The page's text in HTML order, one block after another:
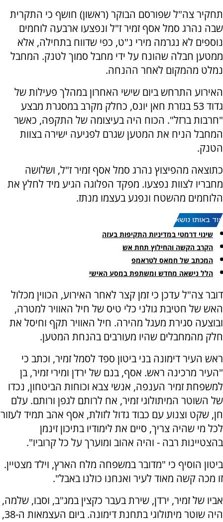
תחקיר צה"ל שפורסם הבוקר (ראשון) חושף כי התקרית
שבה נהרג סמל אסף זמיר ז"ל ונפצעו ארבעה לוחמים
נוספים לא נגרמה מירי נ"ט, כפי שדווח בתחילה, אלא
ממטען חבלה שהונח על ידי מחבל סמוך לטנק. המחבל
נמלט מהמקום לאחר ההנחה.
האירוע התרחש ביום שישי האחרון במהלך פעילות של
גדוד 53 בגזרת חאן יונס, כחלק מקרב במסגרת מבצע
"חרבות ברזל". הכוח היה בעיצומה של התקפה, כאשר
המחבל הניח את המטען שגרם לפגיעה ישירה בצוות
הטנק.
כתוצאה מהפיצוץ נהרג סמל אסף זמיר ז"ל, ושלושה
מחבריו לצוות נפצעו. מפקד הפלוגה הגיע מיד לחלץ את
הלוחמים מהשטח ונפגע בעצמו מנתז.
עוד באותו נושא:
שינוי דרמטי במדיניות התקיפות בעזה
הקרב הקשה והחילוץ תחת אש
המכתב של חמאס לטראמפ
הלל נישאה מחדש ומשתפת במסע האישי
דובר צה"ל עדכן כי זמן קצר לאחר האירוע, הכווין מכלול
האש של חטיבת גולני כלי טיס של חיל האוויר למטרה,
ובוצעה סגירת מעגל מהירה. חיל האוויר תקף וחיסל את
חלק מהמחבלים שהיו מעורבים בהנחת המטען.
ראש העיר דימונה בני ביטון ספד לסמל זמיר, וכתב כי
"העיר מרכינה ראש. אסף, בנם של ירדן ומירי זמיר, בן
למשפחת זמיר הענפה, אנשי צבא וכוחות הביטחון, נכדו
של השוטר המיתולוגי זמיר, אח לרותם לגפן ורותם. עלם
חן, שקט וצנוע עם כבוד גדול לזולת, אסף אהב תמיד לעזור
לכל מי שהיה צריך, סיים את לימודיו בתיכון זינמן
בהצטיינות רבה - והיה אהוב ומוערך על כל קרוביו".
ביטון הוסיף כי "מדובר במשפחה מלח הארץ, וילד מצטיין.
זו מכה קשה מאוד לעיר ואנחנו כולנו באבל".
אביו של זמיר, ירדן, שירת בעבר כקצין במג"ב, וסבו, שלמה,
היה שוטר מיתולוגי בתחנת דימונה. ביום העצמאות ה-38,